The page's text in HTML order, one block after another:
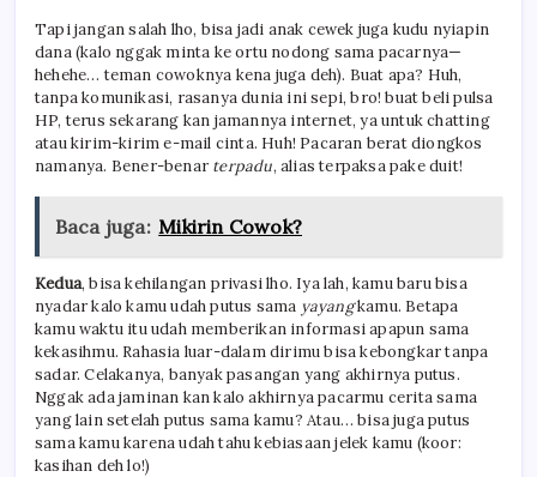
Tapi jangan salah lho, bisa jadi anak cewek juga kudu nyiapin
dana (kalo nggak minta ke ortu nodong sama pacarnya—
hehehe… teman cowoknya kena juga deh). Buat apa? Huh,
tanpa komunikasi, rasanya dunia ini sepi, bro! buat beli pulsa
HP, terus sekarang kan jamannya inter­net, ya untuk chatting
atau kirim-kirim e-mail cinta. Huh! Pacaran berat diongkos
namanya. Bener-benar terpadu, alias terpaksa pake duit!
Baca juga: Mikirin Cowok?
Kedua, bisa kehilangan privasi lho. Iya lah, kamu baru bisa
nyadar kalo kamu udah putus sama yayangkamu. Betapa
kamu waktu itu udah memberikan informasi apapun sama
kekasihmu. Rahasia luar-dalam dirimu bisa kebongkar tanpa
sadar. Celakanya, banyak pasangan yang akhirnya putus.
Nggak ada jaminan kan kalo akhirnya pacarmu cerita sama
yang lain setelah putus sama kamu? Atau… bisa juga putus
sama kamu karena udah tahu kebiasaan jelek kamu (koor:
kasihan deh lo!)